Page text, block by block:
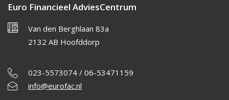
Euro Financieel AdviesCentrum
Van den Berghlaan 83a
2132 AB Hoofddorp
023-5573074 / 06-53471159
info@eurofac.nl